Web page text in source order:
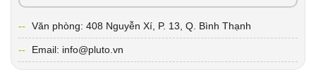
Văn phòng: 408 Nguyễn Xí, P. 13, Q. Bình Thạnh
Email: info@pluto.vn